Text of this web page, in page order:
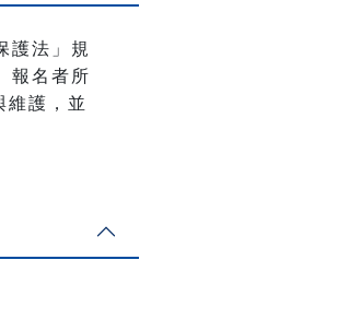
護法」規
報名者所
維護，並